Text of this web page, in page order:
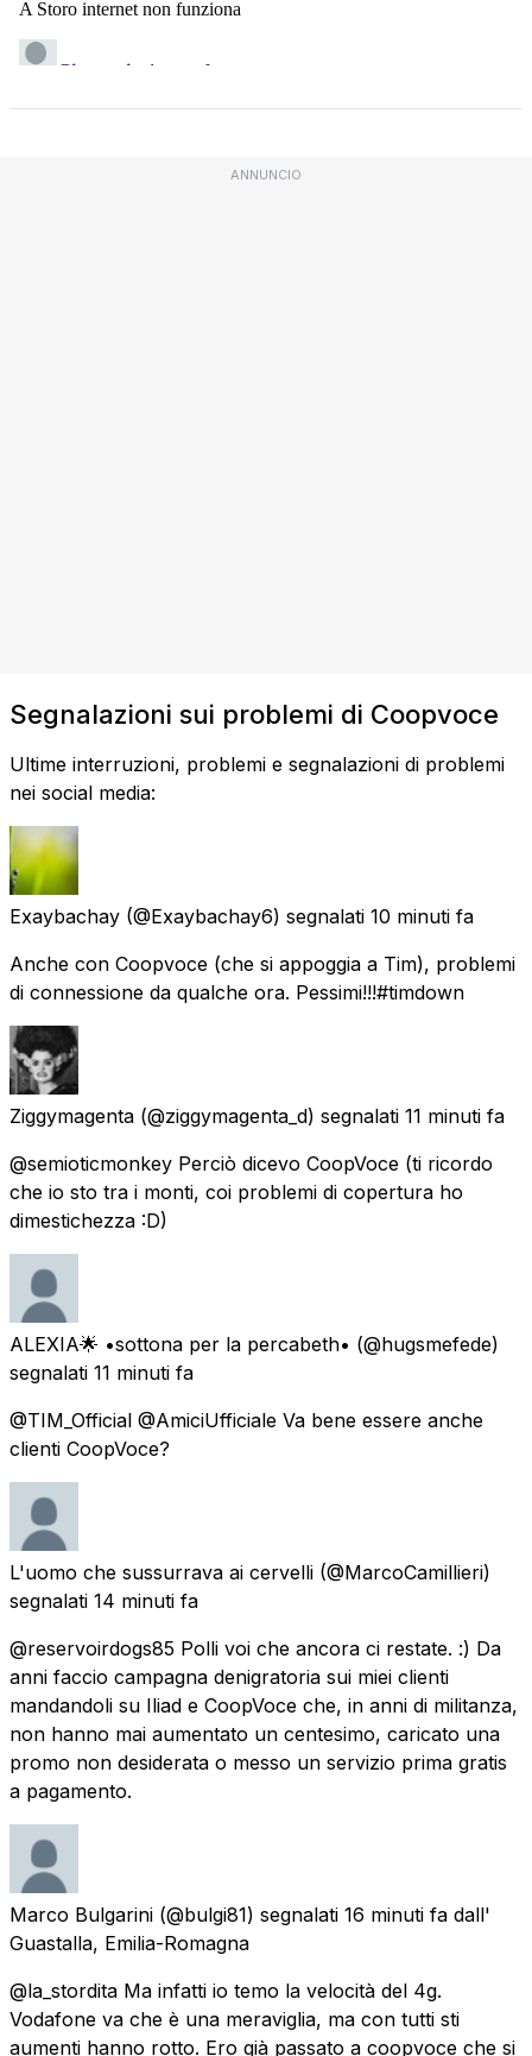
ANNUNCIO
Segnalazioni sui problemi di Coopvoce
Ultime interruzioni, problemi e segnalazioni di problemi
nei social media:
Exaybachay (@Exaybachay6) segnalati 10 minuti fa
Anche con Coopvoce (che si appoggia a Tim), problemi
di connessione da qualche ora. Pessimi!!!#timdown
Ziggymagenta (@ziggymagenta_d) segnalati 11 minuti fa
@semioticmonkey Perciò dicevo CoopVoce (ti ricordo
che io sto tra i monti, coi problemi di copertura ho
dimestichezza :D)
ALEXIA🌟 •sottona per la percabeth• (@hugsmefede)
segnalati 11 minuti fa
@TIM_Official @AmiciUfficiale Va bene essere anche
clienti CoopVoce?
L'uomo che sussurrava ai cervelli (@MarcoCamillieri)
segnalati 14 minuti fa
@reservoirdogs85 Polli voi che ancora ci restate. :) Da
anni faccio campagna denigratoria sui miei clienti
mandandoli su Iliad e CoopVoce che, in anni di militanza,
non hanno mai aumentato un centesimo, caricato una
promo non desiderata o messo un servizio prima gratis
a pagamento.
Marco Bulgarini (@bulgi81) segnalati 16 minuti fa dall'
Guastalla, Emilia-Romagna
@la_stordita Ma infatti io temo la velocità del 4g.
Vodafone va che è una meraviglia, ma con tutti sti
aumenti hanno rotto. Ero già passato a coopvoce che si